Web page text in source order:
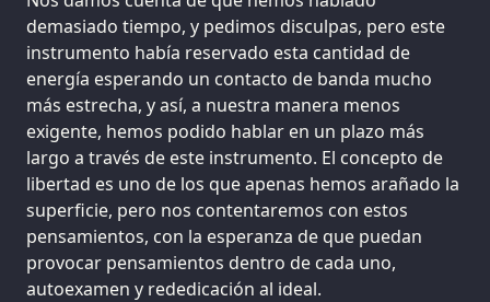
demasiado tiempo, y pedimos disculpas, pero este
instrumento había reservado esta cantidad de
energía esperando un contacto de banda mucho
más estrecha, y así, a nuestra manera menos
exigente, hemos podido hablar en un plazo más
largo a través de este instrumento. El concepto de
libertad es uno de los que apenas hemos arañado la
superficie, pero nos contentaremos con estos
pensamientos, con la esperanza de que puedan
provocar pensamientos dentro de cada uno,
autoexamen y rededicación al ideal.